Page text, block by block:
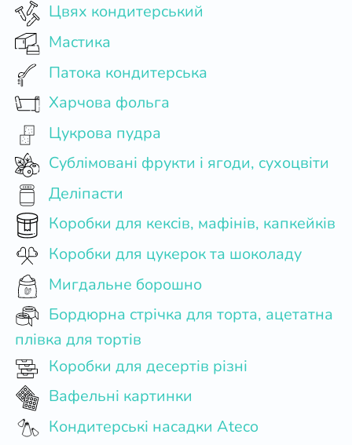
Цвях кондитерський
Мастика
Патока кондитерська
Харчова фольга
Цукрова пудра
Сублімовані фрукти і ягоди, сухоцвіти
Деліпасти
Коробки для кексів, мафінів, капкейків
Коробки для цукерок та шоколаду
Мигдальне борошно
плівка для тортів
Коробки для десертів різні
Вафельні картинки
Кондитерські насадки Ateco